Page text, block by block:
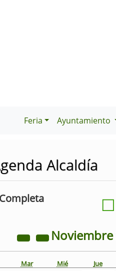
Feria Ayuntamiento
Alcaldía
☐
Noviembre
Mar Mié Jue